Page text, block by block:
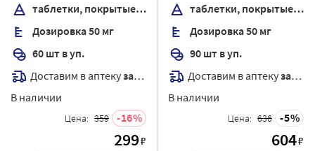
таблетки, покрытые пленочной оболочкой
Дозировка 50 мг
60 шт в уп.
Доставим в аптекузавтра
В наличии
Цена: 359 16
299₽
таблетки, покрытые пленочной оболочкой
Дозировка 50 мг
90 шт в уп.
Доставим в аптекузавтра
В наличии
Цена: 636 5
604₽